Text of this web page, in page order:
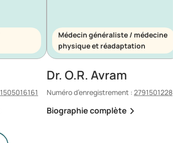
1505016161
Médecin généraliste / médecine
physique et réadaptation
Dr. O.R. Avram
Numéro d’enregistrement : 2791501228
Biographie complète